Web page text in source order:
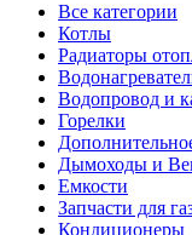
Все категории
Котлы
Радиаторы
Водопровод и
Горелки
Дымоходы и
Емкости
Запчасти для
Кондиционеры